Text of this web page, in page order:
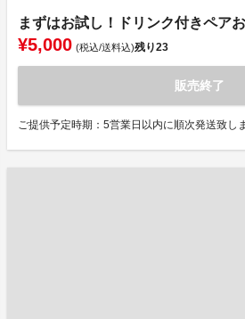
まずはお試し！ドリンク付きペア
¥5,000 (税込/送料込)残り23
販売終了
ご提供予定時期：5営業日以内に順次発送致し